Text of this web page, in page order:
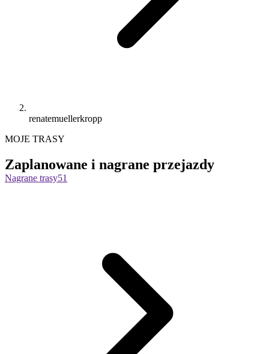
renatemuellerkropp
MOJE TRASY
Zaplanowane i nagrane przejazdy
Nagrane trasy51